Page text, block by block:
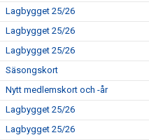
Lagbygget 25/26
Lagbygget 25/26
Lagbygget 25/26
Säsongskort
Nytt medlemskort och -år
Lagbygget 25/26
Lagbygget 25/26